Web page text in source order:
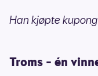
Han kjøpte
Troms – én